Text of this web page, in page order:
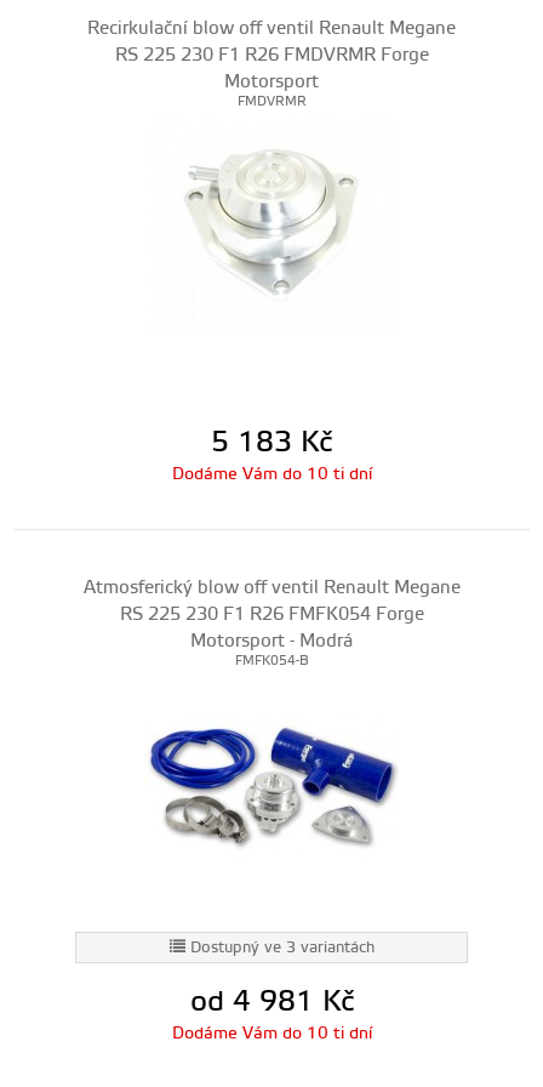
Recirkulační blow off ventil Renault Megane
RS 225 230 F1 R26 FMDVRMR Forge
Motorsport
FMDVRMR
5 183 Kč
Dodáme Vám do 10 ti dní
Atmosferický blow off ventil Renault Megane
RS 225 230 F1 R26 FMFK054 Forge
Motorsport - Modrá
FMFK054-B
Dostupný ve 3 variantách
od 4 981 Kč
Dodáme Vám do 10 ti dní